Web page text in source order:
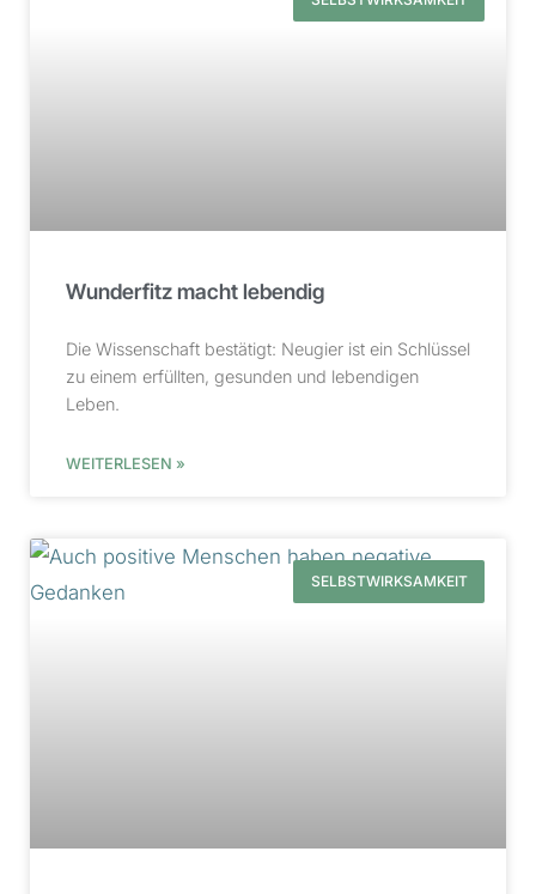
Wunderfitz macht lebendig
Die Wissenschaft bestätigt: Neugier ist ein Schlüssel
zu einem erfüllten, gesunden und lebendigen
Leben.
WEITERLESEN »
SELBSTWIRKSAMKEIT